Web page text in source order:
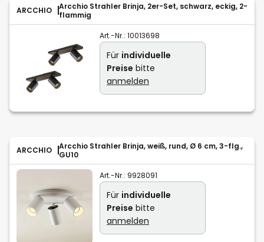
ARCCHIO
Arcchio Strahler Brinja, 2er-Set, schwarz, eckig, 2-
flammig
Art.-Nr.: 10013698
Für individuelle
Preise bitte
anmelden
ARCCHIO
Arcchio Strahler Brinja, weiß, rund, Ø 6 cm, 3-flg.,
GU10
Art.-Nr.: 9928091
Für individuelle
Preise bitte
anmelden